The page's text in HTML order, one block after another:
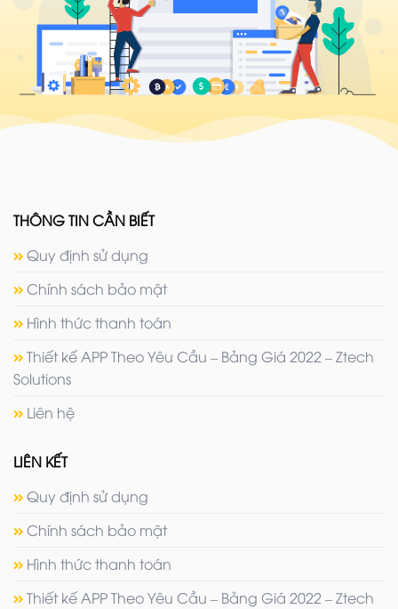
THÔNG TIN CẦN BIẾT
Quy định sử dụng
Chính sách bảo mật
Hình thức thanh toán
Thiết kế APP Theo Yêu Cầu – Bảng Giá 2022 – Ztech
Solutions
Liên hệ
LIÊN KẾT
Quy định sử dụng
Chính sách bảo mật
Hình thức thanh toán
Thiết kế APP Theo Yêu Cầu – Bảng Giá 2022 – Ztech